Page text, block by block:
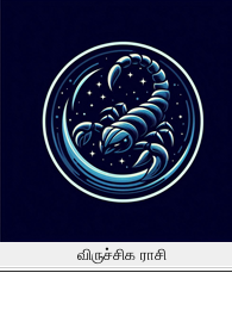
விருச்சிக ராசி